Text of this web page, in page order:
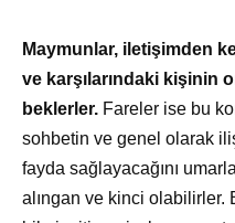
Maymunlar, iletişimden
ve karşılarındaki kişinin
beklerler. Fareler ise bu
sohbetin ve genel olarak
fayda sağlayacağını
alıngan ve kinci olabilirler.